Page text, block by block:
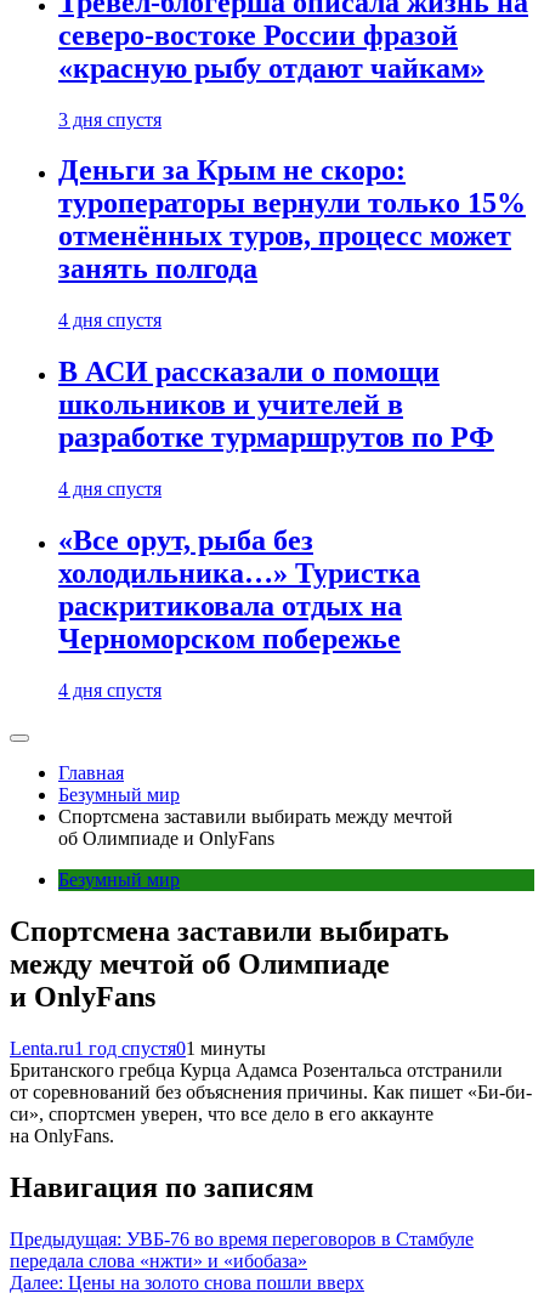
северо-востоке России фразой
«красную рыбу отдают чайкам»
3 дня спустя
Деньги за Крым не скоро:
туроператоры вернули только 15%
отменённых туров, процесс может
занять полгода
4 дня спустя
В АСИ рассказали о помощи
школьников и учителей в
разработке турмаршрутов по РФ
4 дня спустя
«Все орут, рыба без
холодильника…» Туристка
раскритиковала отдых на
Черноморском побережье
4 дня спустя
Главная
Безумный мир
Спортсмена заставили выбирать между мечтой
об Олимпиаде и OnlyFans
Безумный мир
Спортсмена заставили выбирать
между мечтой об Олимпиаде
и OnlyFans
Lenta.ru1 год спустя01 минуты
Британского гребца Курца Адамса Розентальса отстранили
от соревнований без объяснения причины. Как пишет «Би-би-
си», спортсмен уверен, что все дело в его аккаунте
на OnlyFans.
Навигация по записям
Предыдущая: УВБ-76 во время переговоров в Стамбуле
передала слова «нжти» и «ибобаза»
Далее: Цены на золото снова пошли вверх